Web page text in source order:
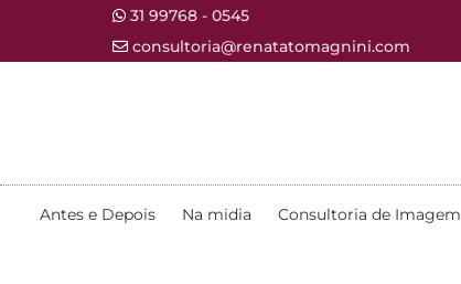
31 99768 - 0545
consultoria@renatatomagnini.com
Antes e Depois Na midia Consultoria de Imagem